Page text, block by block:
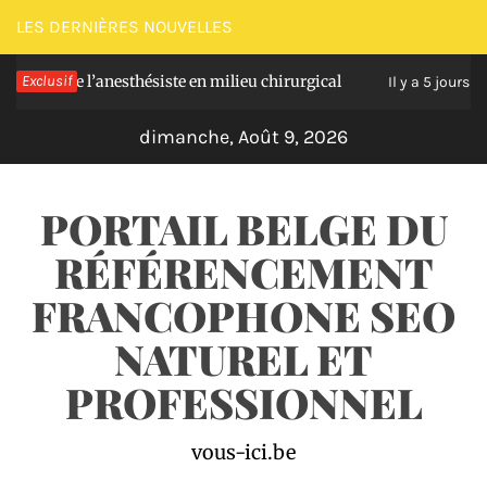
Passer
au
contenu
LES DERNIÈRES NOUVELLES
Exclusif
de l’anesthésiste en milieu chirurgical Il y a 5 jours
dimanche, Août 9, 2026
PORTAIL BELGE DU
RÉFÉRENCEMENT
FRANCOPHONE SEO
NATUREL ET
PROFESSIONNEL
vous-ici.be